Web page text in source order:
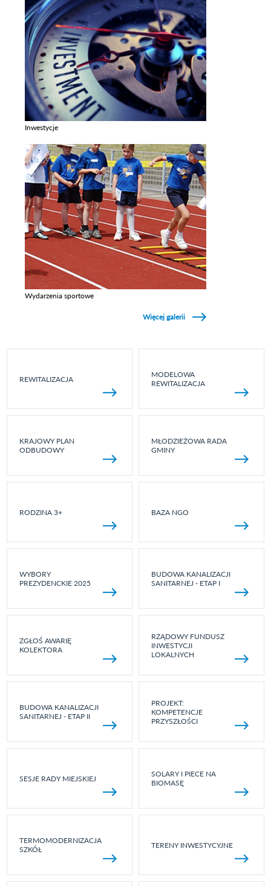
Inwestycje
Wydarzenia sportowe
Więcej galerii
REWITALIZACJA
MODELOWA
REWITALIZACJA
KRAJOWY PLAN
ODBUDOWY
MŁODZIEŻOWA RADA
GMINY
RODZINA 3+ BAZA NGO
WYBORY
PREZYDENCKIE 2025
BUDOWA KANALIZACJI
SANITARNEJ - ETAP I
ZGŁOŚ AWARIĘ
KOLEKTORA
RZĄDOWY FUNDUSZ
INWESTYCJI
LOKALNYCH
BUDOWA KANALIZACJI
SANITARNEJ - ETAP II
PROJEKT:
KOMPETENCJE
PRZYSZŁOŚCI
SESJE RADY MIEJSKIEJ
SOLARY I PIECE NA
BIOMASĘ
TERMOMODERNIZACJA
SZKÓŁ
TERENY INWESTYCYJNE